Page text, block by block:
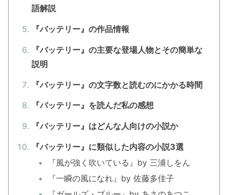
語解説
『バッテリー』の作品情報
『バッテリー』の主要な登場人物とその簡単な
説明
『バッテリー』の文字数と読むのにかかる時間
『バッテリー』を読んだ私の感想
『バッテリー』はどんな人向けの小説か
『バッテリー』に類似した内容の小説3選
『風が強く吹いている』by 三浦しをん
『一瞬の風になれ』by 佐藤多佳子